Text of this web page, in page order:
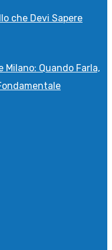
che Devi Sapere
Milano: Quando Farla,